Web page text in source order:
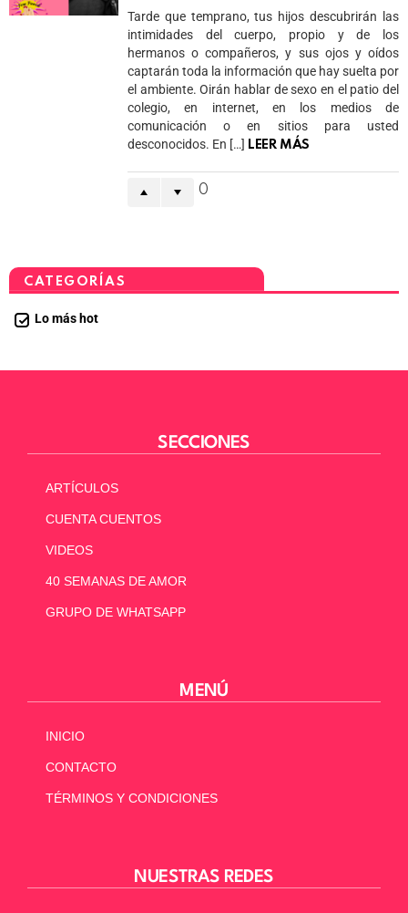
Tarde que temprano, tus hijos descubrirán las
intimidades del cuerpo, propio y de los
hermanos o compañeros, y sus ojos y oídos
captarán toda la información que hay suelta por
el ambiente. Oirán hablar de sexo en el patio del
colegio, en internet, en los medios de
comunicación o en sitios para usted
desconocidos. En […] LEER MÁS
0
CATEGORÍAS
Lo más hot
SECCIONES
ARTÍCULOS
CUENTA CUENTOS
VIDEOS
40 SEMANAS DE AMOR
GRUPO DE WHATSAPP
MENÚ
INICIO
CONTACTO
TÉRMINOS Y CONDICIONES
NUESTRAS REDES